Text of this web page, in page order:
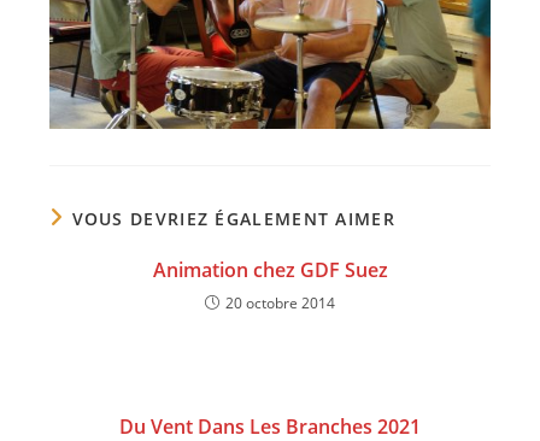
VOUS DEVRIEZ ÉGALEMENT AIMER
Animation chez GDF Suez
20 octobre 2014
Du Vent Dans Les Branches 2021